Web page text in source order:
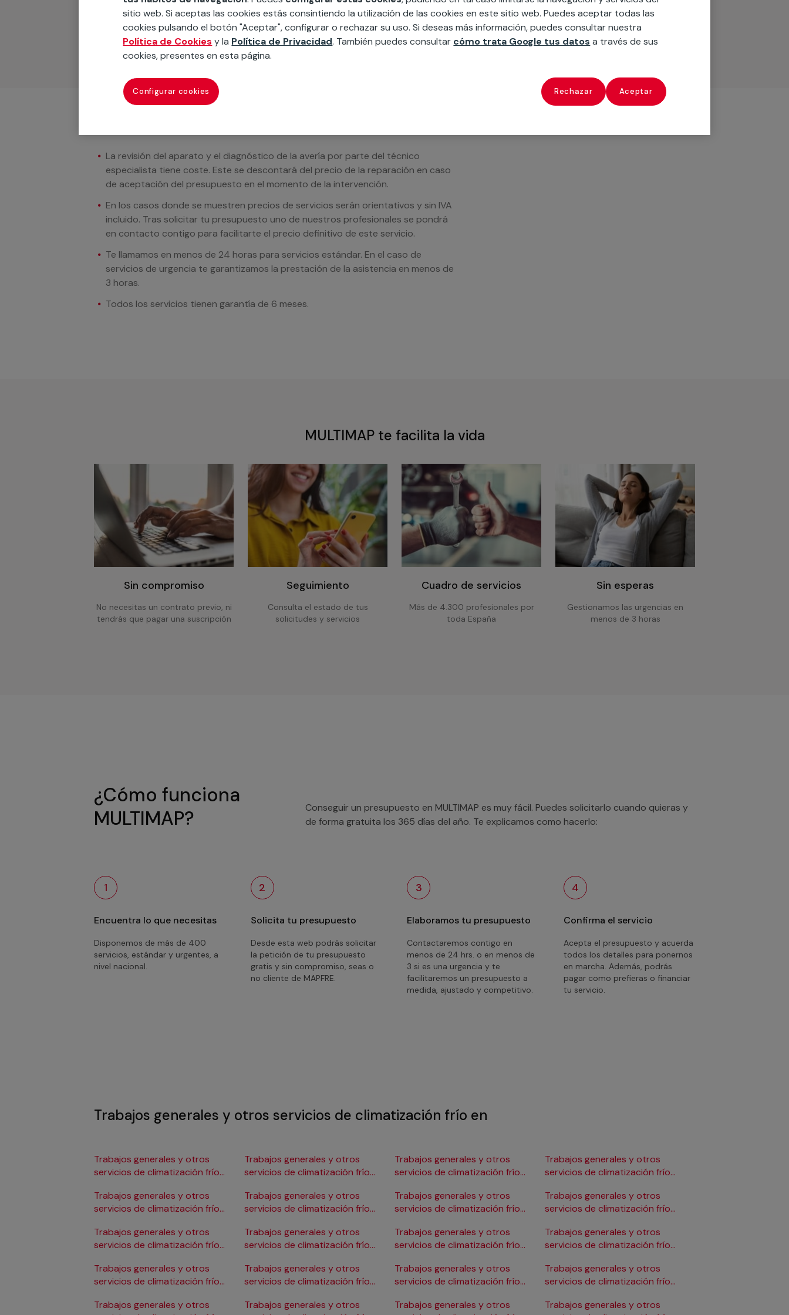
Podemos ofrecer cualquier servicio a medida incluyendo todo lo que necesites:
materiales, equipamientos, electrodomésticos, etc. Cuéntanos que necesitas
cuando te llamemos.
La revisión del aparato y el diagnóstico de la avería por parte del técnico
especialista tiene coste. Este se descontará del precio de la reparación en caso
de aceptación del presupuesto en el momento de la intervención.
En los casos donde se muestren precios de servicios serán orientativos y sin IVA
incluido. Tras solicitar tu presupuesto uno de nuestros profesionales se pondrá
en contacto contigo para facilitarte el precio definitivo de este servicio.
Te llamamos en menos de 24 horas para servicios estándar. En el caso de
servicios de urgencia te garantizamos la prestación de la asistencia en menos de
3 horas.
Todos los servicios tienen garantía de 6 meses.
MULTIMAP te facilita la vida
Sin compromiso
No necesitas un contrato previo, ni
tendrás que pagar una suscripción
Seguimiento
Consulta el estado de tus
solicitudes y servicios
Cuadro de servicios
Más de 4.300 profesionales por
toda España
Sin esperas
Gestionamos las urgencias en
menos de 3 horas
¿Cómo funciona
MULTIMAP?
Conseguir un presupuesto en MULTIMAP es muy fácil. Puedes solicitarlo cuando quieras y
de forma gratuita los 365 días del año. Te explicamos como hacerlo:
1
Encuentra lo que necesitas
Disponemos de más de 400
servicios, estándar y urgentes, a
nivel nacional.
2
Solicita tu presupuesto
Desde esta web podrás solicitar
la petición de tu presupuesto
gratis y sin compromiso, seas o
no cliente de MAPFRE.
3
Elaboramos tu presupuesto
Contactaremos contigo en
menos de 24 hrs. o en menos de
3 si es una urgencia y te
facilitaremos un presupuesto a
medida, ajustado y competitivo.
4
Confirma el servicio
Acepta el presupuesto y acuerda
todos los detalles para ponernos
en marcha. Además, podrás
pagar como prefieras o financiar
tu servicio.
Trabajos generales y otros servicios de climatización frío en
Trabajos generales y otros
servicios de climatización frío
Trabajos generales y otros
servicios de climatización frío
Trabajos generales y otros
servicios de climatización frío
Trabajos generales y otros
servicios de climatización frío
Trabajos generales y otros
Trabajos generales y otros
servicios de climatización frío
Trabajos generales y otros
servicios de climatización frío
Trabajos generales y otros
servicios de climatización frío
Trabajos generales y otros
servicios de climatización frío
Trabajos generales y otros
Trabajos generales y otros
servicios de climatización frío
Trabajos generales y otros
servicios de climatización frío
Trabajos generales y otros
servicios de climatización frío
Trabajos generales y otros
servicios de climatización frío
Trabajos generales y otros
Trabajos generales y otros
servicios de climatización frío
Trabajos generales y otros
servicios de climatización frío
Trabajos generales y otros
servicios de climatización frío
Trabajos generales y otros
servicios de climatización frío
Trabajos generales y otros
sitio web. Si aceptas las cookies estás consintiendo la utilización de las cookies en este sitio web. Puedes aceptar todas las
cookies pulsando el botón "Aceptar", configurar o rechazar su uso. Si deseas más información, puedes consultar nuestra
Política de Cookies y la Política de Privacidad. También puedes consultar cómo trata Google tus datos a través de sus
cookies, presentes en esta página.
Configurar cookies Rechazar Aceptar